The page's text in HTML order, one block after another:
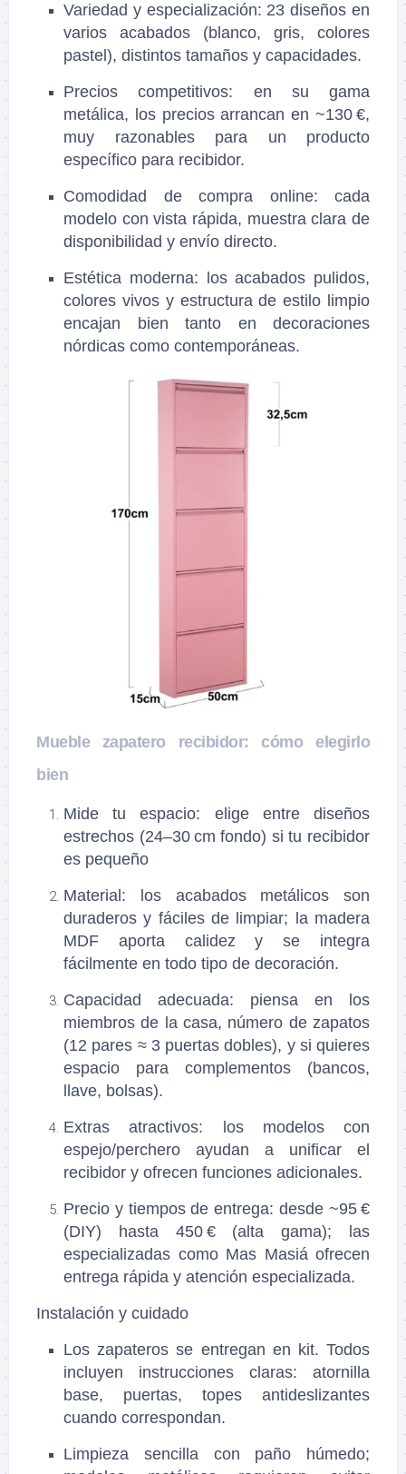
Variedad y especialización: 23 diseños en
varios acabados (blanco, gris, colores
pastel), distintos tamaños y capacidades.
Precios competitivos: en su gama
metálica, los precios arrancan en ~130 €,
muy razonables para un producto
específico para recibidor.
Comodidad de compra online: cada
modelo con vista rápida, muestra clara de
disponibilidad y envío directo.
Estética moderna: los acabados pulidos,
colores vivos y estructura de estilo limpio
encajan bien tanto en decoraciones
nórdicas como contemporáneas.
Mueble zapatero recibidor: cómo elegirlo
bien
Mide tu espacio: elige entre diseños
estrechos (24–30 cm fondo) si tu recibidor
es pequeño
Material: los acabados metálicos son
duraderos y fáciles de limpiar; la madera
MDF aporta calidez y se integra
fácilmente en todo tipo de decoración.
Capacidad adecuada: piensa en los
miembros de la casa, número de zapatos
(12 pares ≈ 3 puertas dobles), y si quieres
espacio para complementos (bancos,
llave, bolsas).
Extras atractivos: los modelos con
espejo/perchero ayudan a unificar el
recibidor y ofrecen funciones adicionales.
Precio y tiempos de entrega: desde ~95 €
(DIY) hasta 450 € (alta gama); las
especializadas como Mas Masiá ofrecen
entrega rápida y atención especializada.
Instalación y cuidado
Los zapateros se entregan en kit. Todos
incluyen instrucciones claras: atornilla
base, puertas, topes antideslizantes
cuando correspondan.
Limpieza sencilla con paño húmedo;